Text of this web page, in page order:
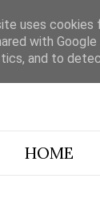
HOME
uses cookies
with
and to